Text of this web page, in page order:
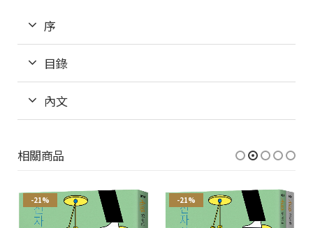
序
目錄
內文
相關商品
-21% -21%